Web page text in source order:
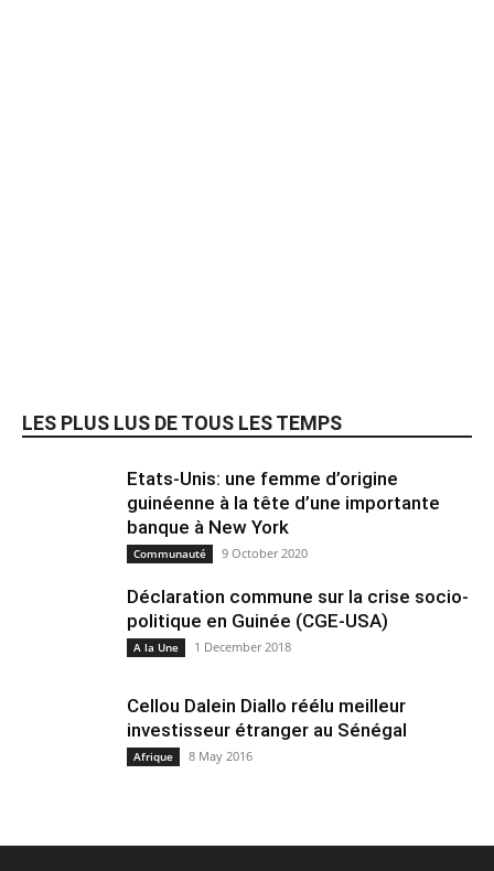
LES PLUS LUS DE TOUS LES TEMPS
Etats-Unis: une femme d’origine
guinéenne à la tête d’une importante
banque à New York
Communauté 9 October 2020
Déclaration commune sur la crise socio-
politique en Guinée (CGE-USA)
A la Une 1 December 2018
Cellou Dalein Diallo réélu meilleur
investisseur étranger au Sénégal
Afrique 8 May 2016